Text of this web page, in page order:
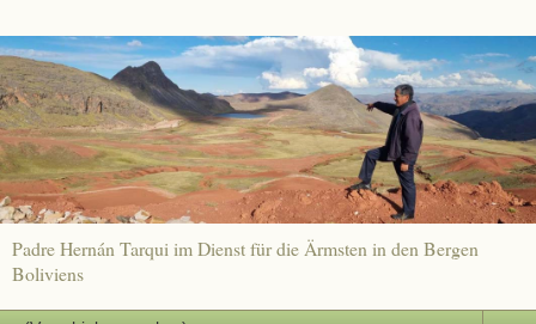
Padre Hernán Tarqui im Dienst für die Ärmsten in den Bergen
Boliviens